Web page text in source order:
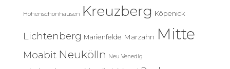
Hohenschönhausen Kreuzberg Köpenick
Lichtenberg Marienfelde Marzahn Mitte
Moabit Neukölln Neu Venedig